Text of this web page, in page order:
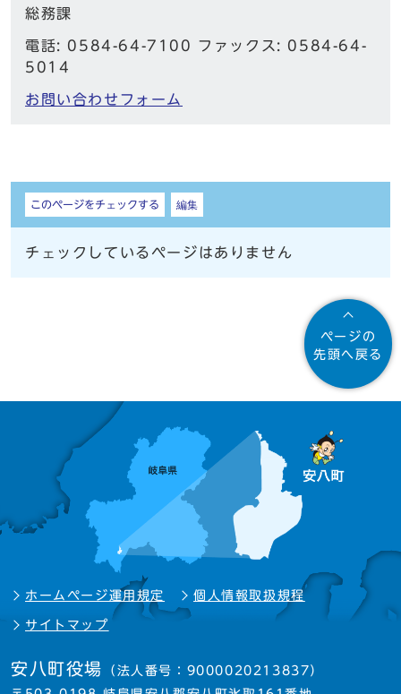
総務課
電話: 0584-64-7100 ファックス: 0584-64-
5014
お問い合わせフォーム
しおり
このページをチェックする 編集
チェックしているページはありません
ページの
先頭へ戻る
ホームページ運用規定 個人情報取扱規程
サイトマップ
安八町役場 （法人番号：9000020213837）